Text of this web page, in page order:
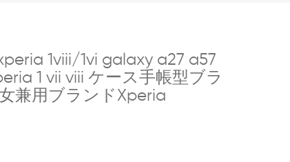
1viii/1vi galaxy a27 a57
1 vii viii ケース手帳型ブラ
兼用ブランドXperia